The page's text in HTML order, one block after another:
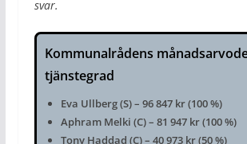
svar.
Kommunalrådens
tjänstegrad
Eva Ullberg (S) – 96 847 kr (100 %)
Aphram Melki (C) – 81 947 kr (100 %)
Tony Haddad (C) – 40 973 kr (50 %)